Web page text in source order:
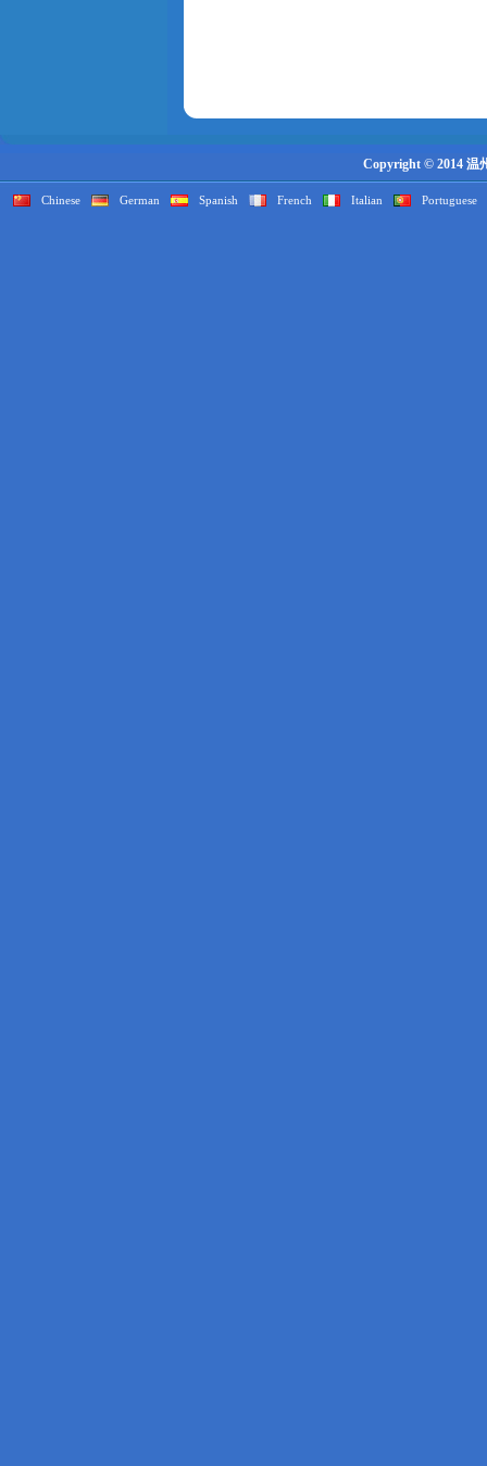
Copyright © 2014 温
Chinese German Spanish French Italian Portuguese